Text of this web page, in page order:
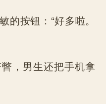
的按钮：“好多啦。
，男生还把手机拿